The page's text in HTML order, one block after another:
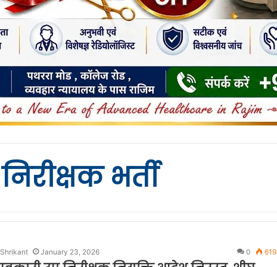
भर्ती
Shrikant January 23, 2026 0 619